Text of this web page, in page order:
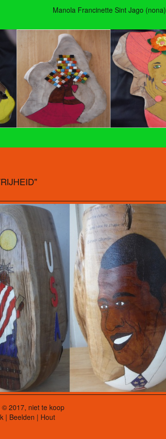
Manola Francinette Sint Jago (nona)
2017, niet te koop
| Beelden | Hout